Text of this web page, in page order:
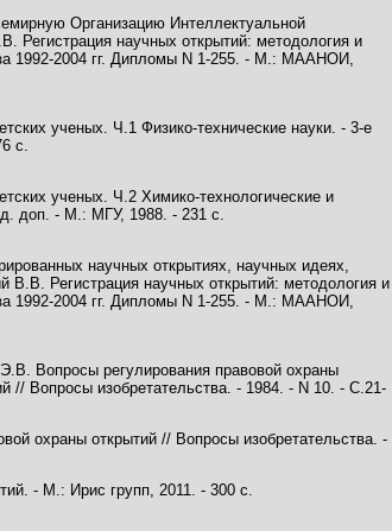
Организацию Интеллектуальной
Регистрация научных открытий: методология и
1992-2004 гг. Дипломы N 1-255. - М.: МААНОИ,
ученых. Ч.1 Физико-технические науки. - 3-е
с.
ученых. Ч.2 Химико-технологические и
доп. - М.: МГУ, 1988. - 231 с.
научных открытиях, научных идеях,
В.В. Регистрация научных открытий: методология и
1992-2004 гг. Дипломы N 1-255. - М.: МААНОИ,
Вопросы регулирования правовой охраны
// Вопросы изобретательства. - 1984. - N 10. - C.21-
охраны открытий // Вопросы изобретательства. -
- М.: Ирис групп, 2011. - 300 с.